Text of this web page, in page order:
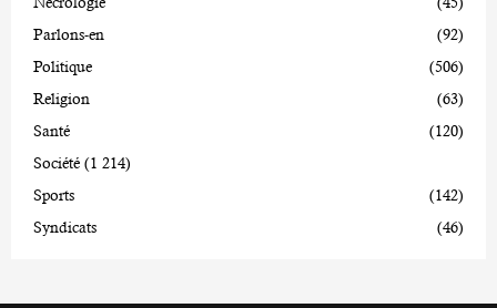
Parlons-en
(92)
Politique
(506)
Religion
(63)
Santé
(120)
Société (1 214)
Sports
(142)
Syndicats
(46)